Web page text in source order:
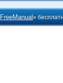
FreeManual»